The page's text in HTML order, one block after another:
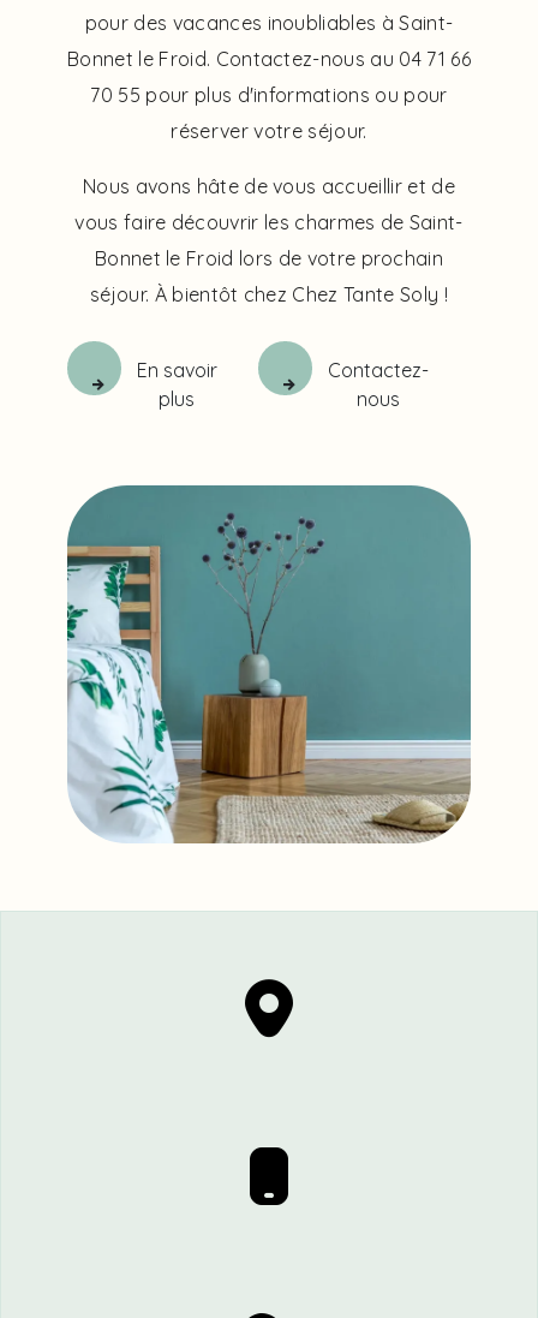
pour des vacances inoubliables à Saint-
Bonnet le Froid. Contactez-nous au 04 71 66
70 55 pour plus d'informations ou pour
réserver votre séjour.
Nous avons hâte de vous accueillir et de
vous faire découvrir les charmes de Saint-
Bonnet le Froid lors de votre prochain
séjour. À bientôt chez Chez Tante Soly !
En savoir
plus
Contactez-
nous